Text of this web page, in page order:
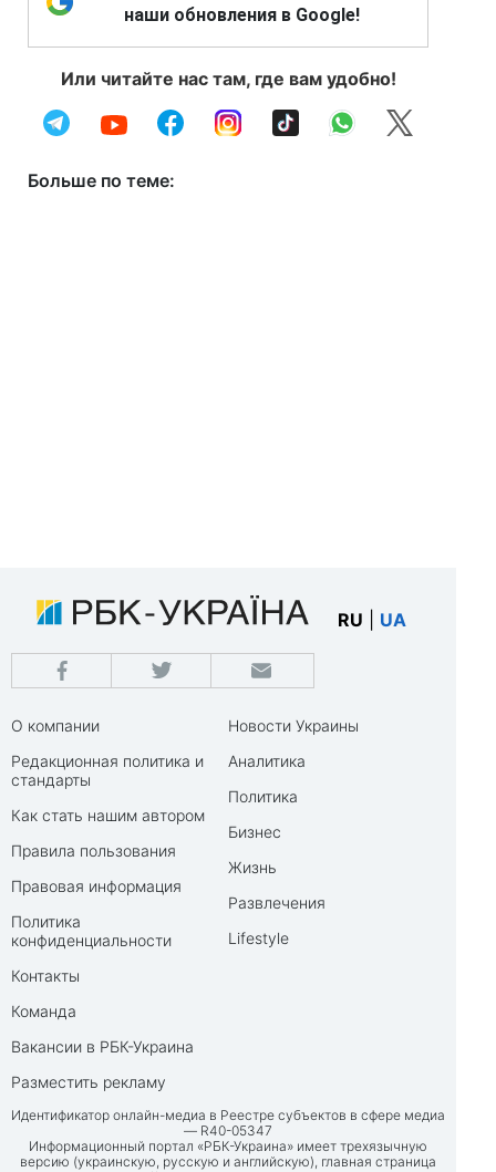
наши обновления в Google!
Или читайте нас там, где вам удобно!
Больше по теме:
RU UA
О компании
Редакционная политика и
стандарты
Как стать нашим автором
Правила пользования
Правовая информация
Политика
конфиденциальности
Контакты
Команда
Вакансии в РБК-Украина
Разместить рекламу
Новости Украины
Аналитика
Политика
Бизнес
Жизнь
Развлечения
Lifestyle
Идентификатор онлайн-медиа в Реестре субъектов в сфере медиа
— R40-05347
Информационный портал «РБК-Украина» имеет трехязычную
версию (украинскую, русскую и английскую), главная страница